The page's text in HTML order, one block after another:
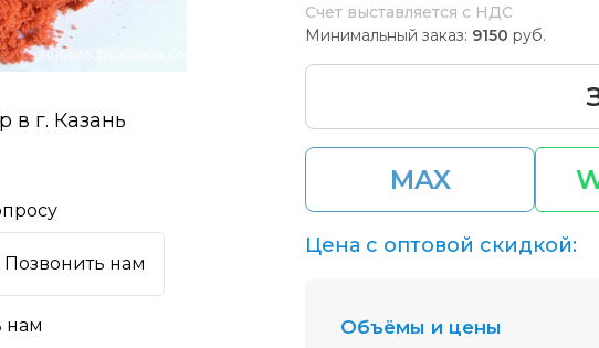
г. Казань
Позвонить нам
нам
Счет выставляется с НДС
Минимальный заказ: 9150 руб.
MAX
Цена с оптовой скидкой:
Объёмы и цены